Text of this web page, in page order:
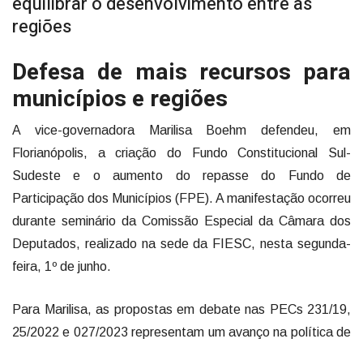
regiões
Defesa de mais recursos para
municípios e regiões
A vice-governadora Marilisa Boehm defendeu, em
Florianópolis, a criação do Fundo Constitucional Sul-
Sudeste e o aumento do repasse do Fundo de
Participação dos Municípios (FPE). A manifestação ocorreu
durante seminário da Comissão Especial da Câmara dos
Deputados, realizado na sede da FIESC, nesta segunda-
feira, 1º de junho.
Para Marilisa, as propostas em debate nas PECs 231/19,
25/2022 e 027/2023 representam um avanço na política de